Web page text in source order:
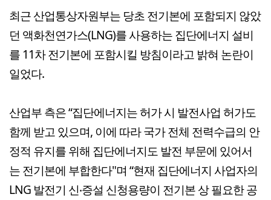
최근 산업통상자원부는 당초 전기본에 포함되지 않았
던 액화천연가스(LNG)를 사용하는 집단에너지 설비
를 11차 전기본에 포함시킬 방침이라고 밝혀 논란이
일었다.
산업부 측은 “집단에너지는 허가 시 발전사업 허가도
함께 받고 있으며, 이에 따라 국가 전체 전력수급의 안
정적 유지를 위해 집단에너지도 발전 부문에 있어서
는 전기본에 부합한다"며 “현재 집단에너지 사업자의
LNG 발전기 신‧증설 신청용량이 전기본 상 필요한 공